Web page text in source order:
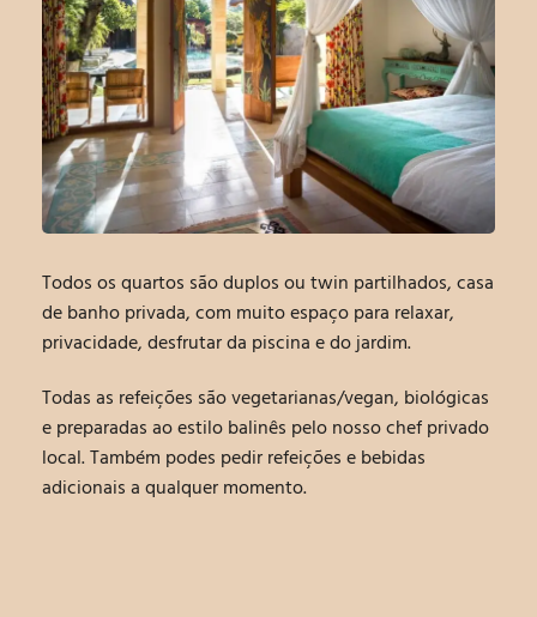
Todos os quartos são duplos ou twin partilhados, casa
de banho privada, com muito espaço para relaxar,
privacidade, desfrutar da piscina e do jardim.
Todas as refeições são vegetarianas/vegan, biológicas
e preparadas ao estilo balinês pelo nosso chef privado
local. Também podes pedir refeições e bebidas
adicionais a qualquer momento.